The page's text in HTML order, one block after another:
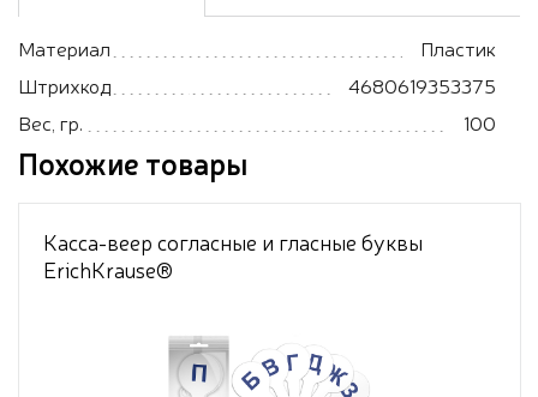
Материал
Пластик
Штрихкод
4680619353375
Вес, гр.
100
Похожие товары
Касса-веер согласные и гласные буквы
ErichKrause®